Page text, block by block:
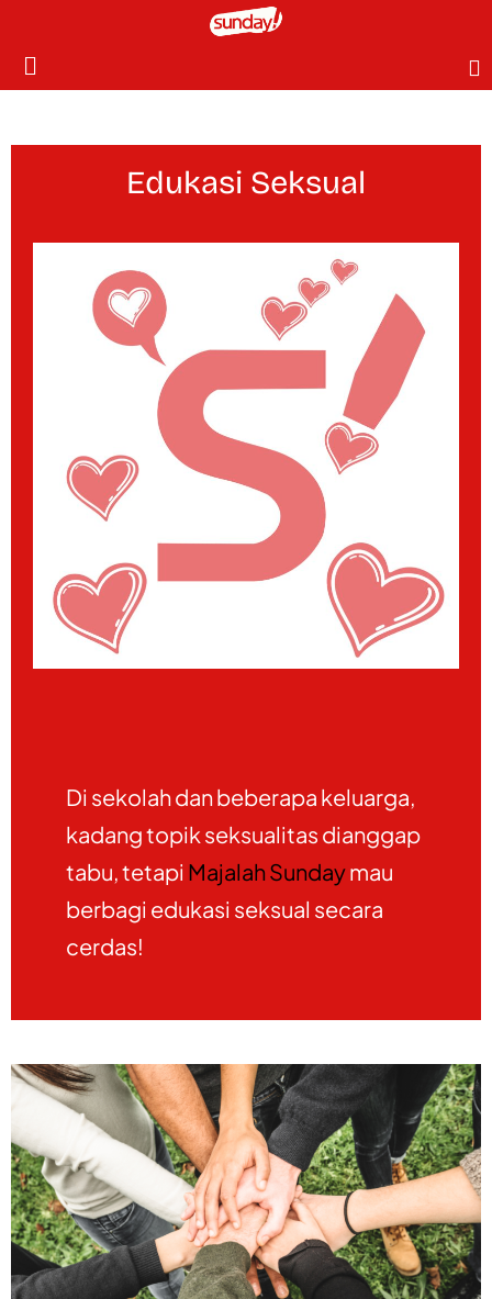
Edukasi Seksual
Di sekolah dan beberapa keluarga,
kadang topik seksualitas dianggap
tabu, tetapi Majalah Sundaymau
berbagi edukasi seksual secara
cerdas!